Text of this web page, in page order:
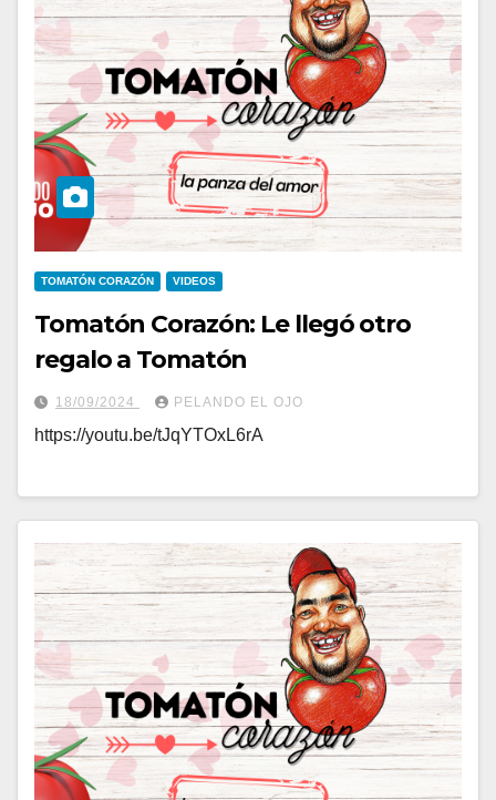
TOMATÓN CORAZÓN VIDEOS
Tomatón Corazón: Le llegó otro
regalo a Tomatón
18/09/2024 PELANDO EL OJO
https://youtu.be/tJqYTOxL6rA